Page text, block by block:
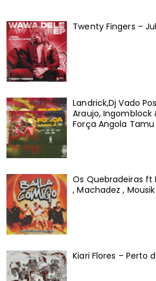
Twenty Fingers –
Landrick,Dj Vado
Araujo,
Força Angola Tamu
Os Quebradeiras ft
, Machadez ,
Kiari Flores – Perto